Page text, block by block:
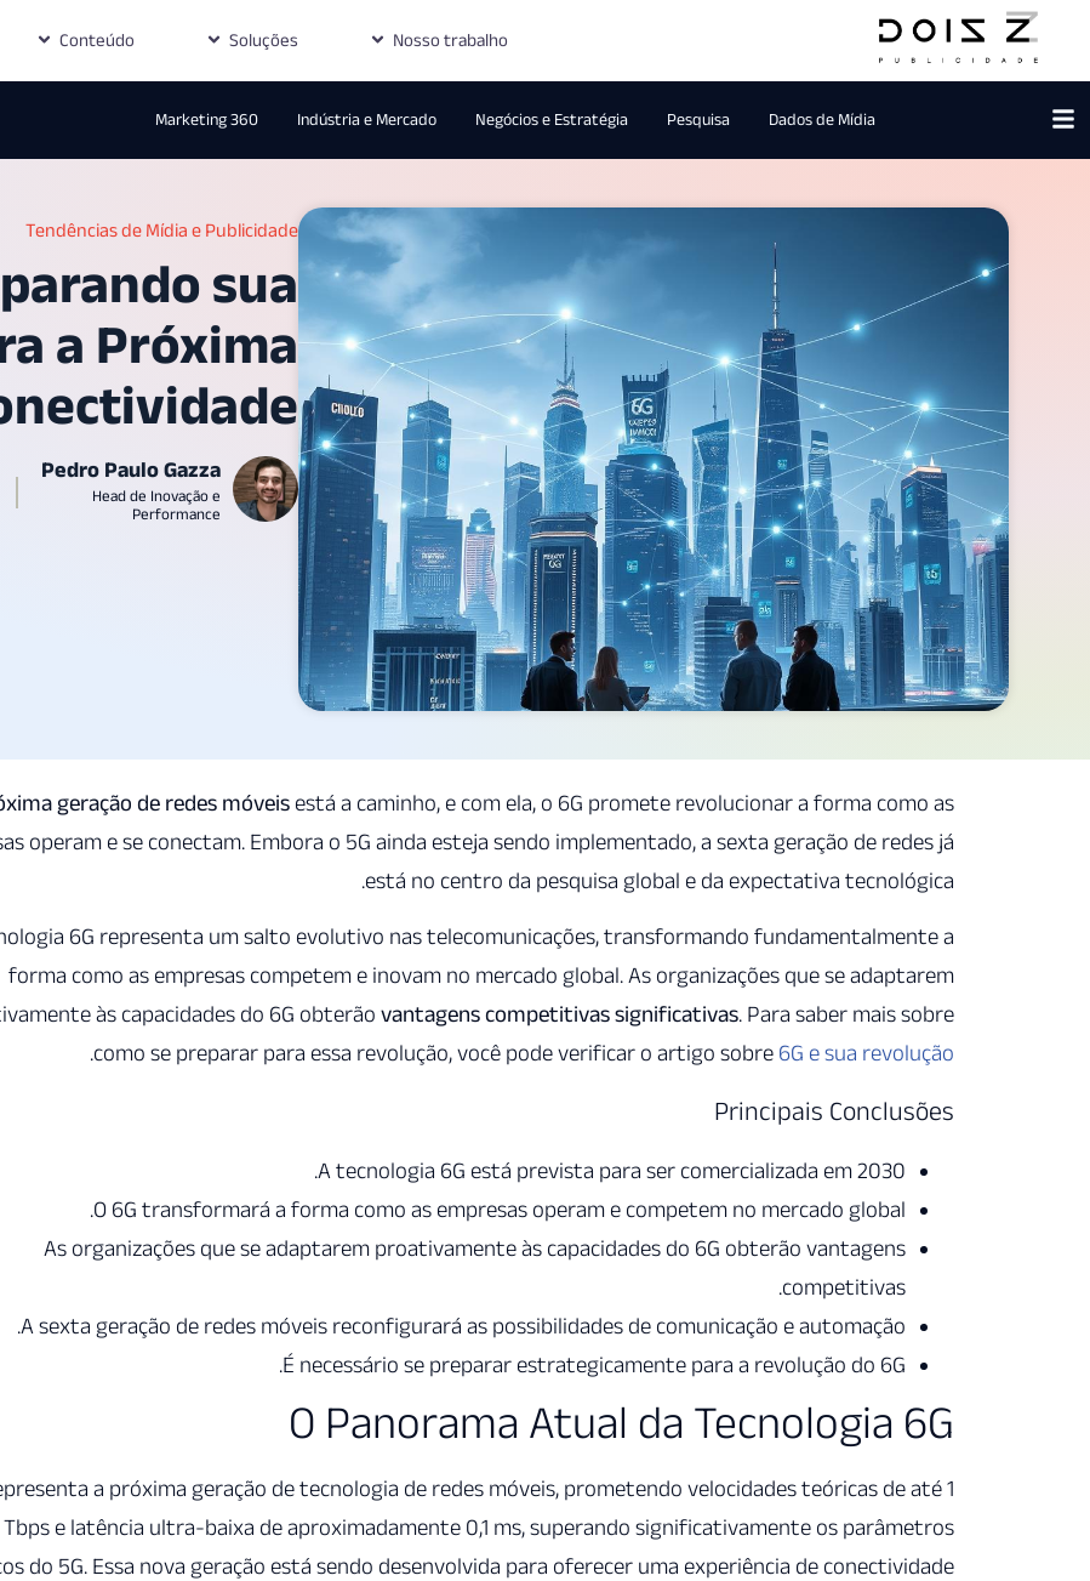
Nosso trabalho
Soluções
Conteúdo
Dados de Mídia
Pesquisa
Negócios e Estratégia
Indústria e Mercado
Marketing 360
Tendências de Mídia e Publicidade
sua
a Próxima
Pedro Paulo Gazza
Head de Inovação e
Performance
geração de redes móveis está a caminho, e com ela, o 6G promete revolucionar a forma como as
operam e se conectam. Embora o 5G ainda esteja sendo implementado, a sexta geração de redes já
está no centro da pesquisa global e da expectativa tecnológica.
6G representa um salto evolutivo nas telecomunicações, transformando fundamentalmente a
forma como as empresas competem e inovam no mercado global. As organizações que se adaptarem
às capacidades do 6G obterão vantagens competitivas significativas. Para saber mais sobre
como se preparar para essa revolução, você pode verificar o artigo sobre 6G e sua revolução
.
Principais Conclusões
A tecnologia 6G está prevista para ser comercializada em 2030.
O 6G transformará a forma como as empresas operam e competem no mercado global.
As organizações que se adaptarem proativamente às capacidades do 6G obterão vantagens
competitivas.
A sexta geração de redes móveis reconfigurará as possibilidades de comunicação e automação.
É necessário se preparar estrategicamente para a revolução do 6G.
O Panorama Atual da Tecnologia 6G
a próxima geração de tecnologia de redes móveis, prometendo velocidades teóricas de até 1
Tbps e latência ultra-baixa de aproximadamente 0,1 ms, superando significativamente os parâmetros
do 5G. Essa nova geração está sendo desenvolvida para oferecer uma experiência de conectividade